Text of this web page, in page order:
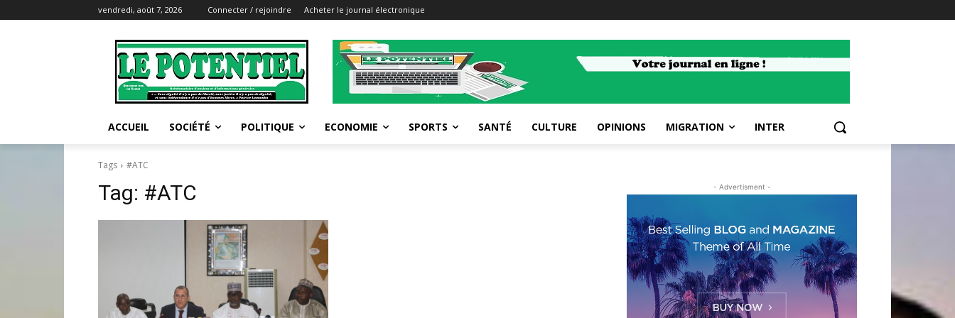
vendredi, août 7, 2026 Connecter / rejoindre Acheter le journal électronique
ACCUEIL SOCIÉTÉ POLITIQUE ECONOMIE SPORTS SANTÉ CULTURE OPINIONS MIGRATION INTER
Tags #ATC
Tag: #ATC - Advertisment -